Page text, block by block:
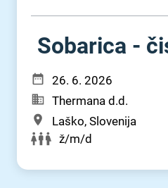
Sobarica -
26. 6. 2026
Thermana d.d.
Laško, Slovenija
ž/m/d